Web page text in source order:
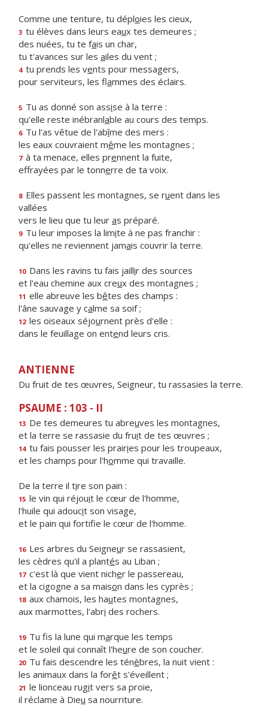
Comme une tenture, tu déploies les cieux,
3 tu élèves dans leurs eaux tes demeures ;
des nuées, tu te fais un char,
tu t'avances sur les ailes du vent ;
4 tu prends les vents pour messagers,
pour serviteurs, les flammes des éclairs.
5 Tu as donné son assise à la terre :
qu'elle reste inébranlable au cours des temps.
6 Tu l'as vêtue de l'abîme des mers :
les eaux couvraient même les montagnes ;
7 à ta menace, elles prennent la fuite,
effrayées par le tonnerre de ta voix.
8 Elles passent les montagnes, se ruent dans les
vallées
vers le lieu que tu leur as préparé.
9 Tu leur imposes la limite à ne pas franchir :
qu'elles ne reviennent jamais couvrir la terre.
10 Dans les ravins tu fais jaillir des sources
et l'eau chemine aux creux des montagnes ;
11 elle abreuve les bêtes des champs :
l'âne sauvage y calme sa soif ;
12 les oiseaux séjournent près d'elle :
dans le feuillage on entend leurs cris.
ANTIENNE
Du fruit de tes œuvres, Seigneur, tu rassasies la terre.
PSAUME : 103 - II
13 De tes demeures tu abreuves les montagnes,
et la terre se rassasie du fruit de tes œuvres ;
14 tu fais pousser les prairies pour les troupeaux,
et les champs pour l'homme qui travaille.
De la terre il tire son pain :
15 le vin qui réjouit le cœur de l'homme,
l'huile qui adoucit son visage,
et le pain qui fortife le cœur de l'homme.
16 Les arbres du Seigneur se rassasient,
les cèdres qu'il a plantés au Liban ;
17 c'est là que vient nicher le passereau,
et la cigogne a sa maison dans les cyprès ;
18 aux chamois, les hautes montagnes,
aux marmottes, l'abri des rochers.
19 Tu fis la lune qui marque les temps
et le soleil qui connaît l'heure de son coucher.
20 Tu fais descendre les ténèbres, la nuit vient :
les animaux dans la forêt s'éveillent ;
21 le lionceau rugit vers sa proie,
il réclame à Dieu sa nourriture.